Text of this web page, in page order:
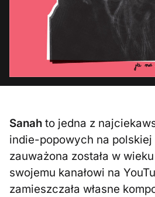
Sanah to jedna z
indie-popowych na polskiej
zauważona została w
swojemu kanałowi na
zamieszczała własne